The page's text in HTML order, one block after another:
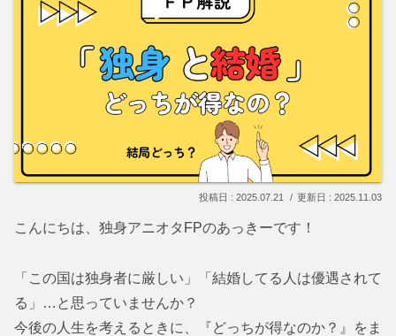
2025.07.21 2025.11.03
こんにちは、独身アニオタFPのあっきーです！
「この国は独身者に厳しい」「結婚してる人は優遇されて
る」…と思っていませんか？
今後の人生を考えるときに、『どっちが得なのか？』をま